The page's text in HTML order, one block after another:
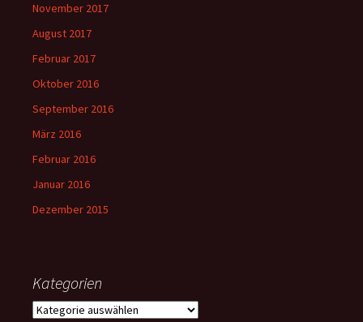
November 2017
August 2017
Februar 2017
Oktober 2016
September 2016
März 2016
Februar 2016
Januar 2016
Dezember 2015
Kategorien
Kategorien